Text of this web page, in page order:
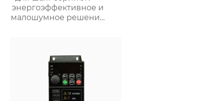
энергоэффективное и
малошумное решение